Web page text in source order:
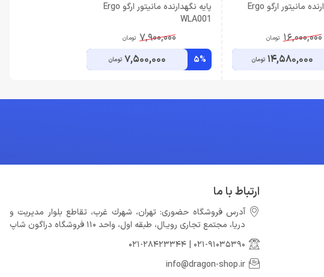
پایه نگهدارنده مانیتور ارگو Ergo
16,000,000 تومان
14,580,000 تومان
پایه نگهدارنده مانیتور ارگو Ergo
WLA001
7,900,000 تومان
5%
7,500,000 تومان
ارتباط با ما
آدرس فروشگاه حضوری: تهران، شهرك غرب، تقاطع بلوار مدیریت و
دريا، مجتمع تجارى رويـال، طبقه اول، واحد 110 فروشگاه دراگون شاپ
021-91035390
021-28423344
info@dragon-shop.ir